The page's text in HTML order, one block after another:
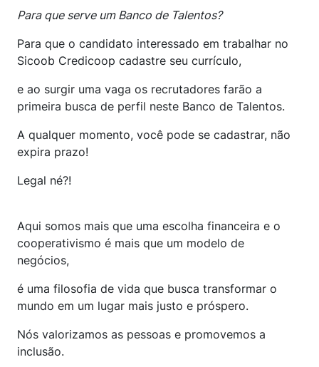
Para que serve um Banco de Talentos?
Para que o candidato interessado em trabalhar no
Sicoob Credicoop cadastre seu currículo,
e ao surgir uma vaga os recrutadores farão a
primeira busca de perfil neste Banco de Talentos.
A qualquer momento, você pode se cadastrar, não
expira prazo!
Legal né?!
Aqui somos mais que uma escolha financeira e o
cooperativismo é mais que um modelo de
negócios,
é uma filosofia de vida que busca transformar o
mundo em um lugar mais justo e próspero.
Nós valorizamos as pessoas e promovemos a
inclusão.